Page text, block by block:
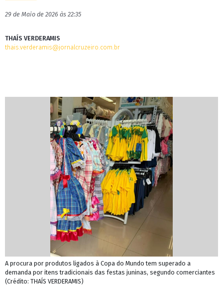
29 de Maio de 2026 às 22:35
THAÍS VERDERAMIS
thais.verderamis@jornalcruzeiro.com.br
A procura por produtos ligados à Copa do Mundo tem superado a
demanda por itens tradicionais das festas juninas, segundo comerciantes
(Crédito: THAÍS VERDERAMIS)